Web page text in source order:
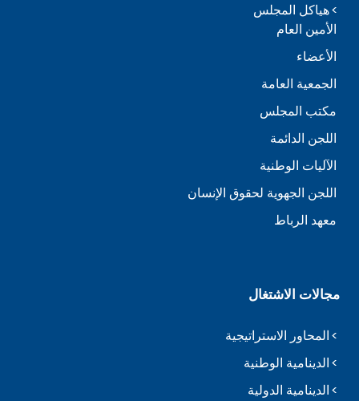
هياكل المجلس
الأمين العام
الأعضاء
الجمعية العامة
مكتب المجلس
اللجن الدائمة
الآليات الوطنية
اللجن الجهوية لحقوق الإنسان
معهد الرباط
مجالات الاشتغال
المحاور الاستراتيجية
الدينامية الوطنية
الدينامية الدولية